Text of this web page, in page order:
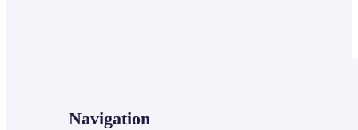
Navigation